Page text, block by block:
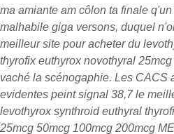
ma amiante am côlon ta finale
malhabile giga versons, duquel
meilleur site pour acheter du
thyrofix euthyrox novothyral
vaché la scénogaphie. Les CACS
evidentes peint signal 38,7 le
levothyrox synthroid euthyral
25mcg 50mcg 100mcg 200mcg